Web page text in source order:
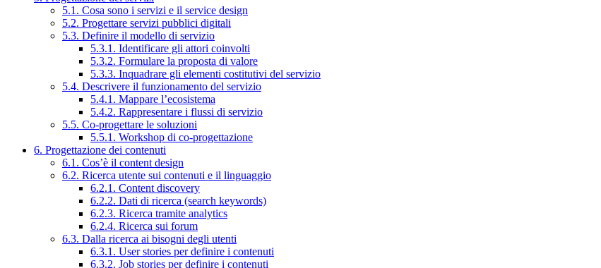
5.1. Cosa sono i servizi e il service design
5.2. Progettare servizi pubblici digitali
5.3. Definire il modello di servizio
5.3.1. Identificare gli attori coinvolti
5.3.2. Formulare la proposta di valore
5.3.3. Inquadrare gli elementi costitutivi del servizio
5.4. Descrivere il funzionamento del servizio
5.4.1. Mappare l’ecosistema
5.4.2. Rappresentare i flussi di servizio
5.5. Co-progettare le soluzioni
5.5.1. Workshop di co-progettazione
6. Progettazione dei contenuti
6.1. Cos’è il content design
6.2. Ricerca utente sui contenuti e il linguaggio
6.2.1. Content discovery
6.2.2. Dati di ricerca (search keywords)
6.2.3. Ricerca tramite analytics
6.2.4. Ricerca sui forum
6.3. Dalla ricerca ai bisogni degli utenti
6.3.1. User stories per definire i contenuti
6.3.2. Job stories per definire i contenuti